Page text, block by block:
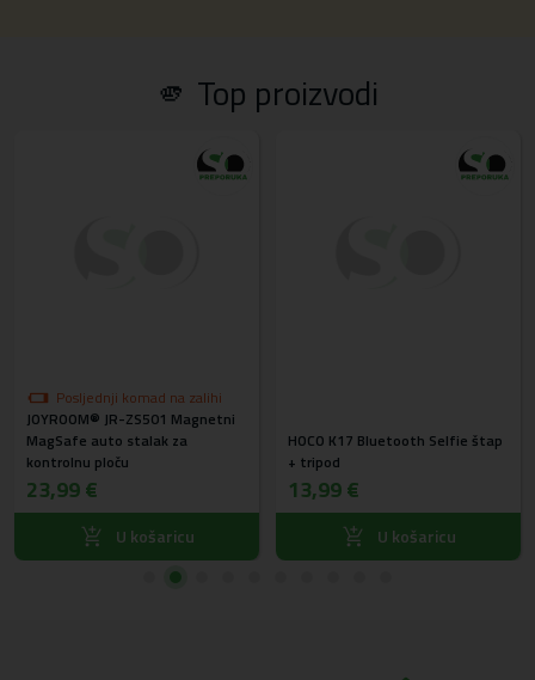
🫵 Top proizvodi
Posljednji komad na zalihi
JOYROOM® JR-ZS501 Magnetni
MagSafe auto stalak za
kontrolnu ploču
23,99 €
U košaricu
HOCO K17 Bluetooth Selfie štap
+ tripod
13,99 €
U košaricu